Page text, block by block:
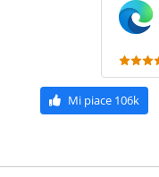
Mi piace 106k